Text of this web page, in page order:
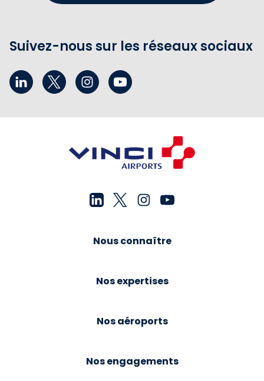
Suivez-nous sur les réseaux sociaux
Nous connaître
Nos expertises
Nos aéroports
Nos engagements